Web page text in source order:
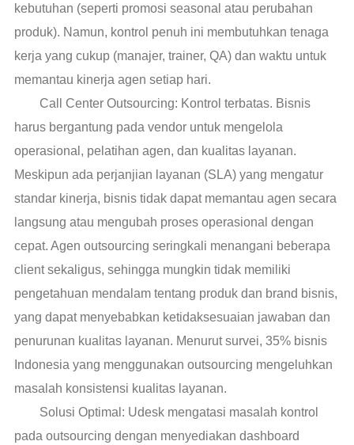
kebutuhan (seperti promosi seasonal atau perubahan
produk). Namun, kontrol penuh ini membutuhkan tenaga
kerja yang cukup (manajer, trainer, QA) dan waktu untuk
memantau kinerja agen setiap hari.
Call Center Outsourcing: Kontrol terbatas. Bisnis
harus bergantung pada vendor untuk mengelola
operasional, pelatihan agen, dan kualitas layanan.
Meskipun ada perjanjian layanan (SLA) yang mengatur
standar kinerja, bisnis tidak dapat memantau agen secara
langsung atau mengubah proses operasional dengan
cepat. Agen outsourcing seringkali menangani beberapa
client sekaligus, sehingga mungkin tidak memiliki
pengetahuan mendalam tentang produk dan brand bisnis,
yang dapat menyebabkan ketidaksesuaian jawaban dan
penurunan kualitas layanan. Menurut survei, 35% bisnis
Indonesia yang menggunakan outsourcing mengeluhkan
masalah konsistensi kualitas layanan.
Solusi Optimal: Udesk mengatasi masalah kontrol
pada outsourcing dengan menyediakan dashboard